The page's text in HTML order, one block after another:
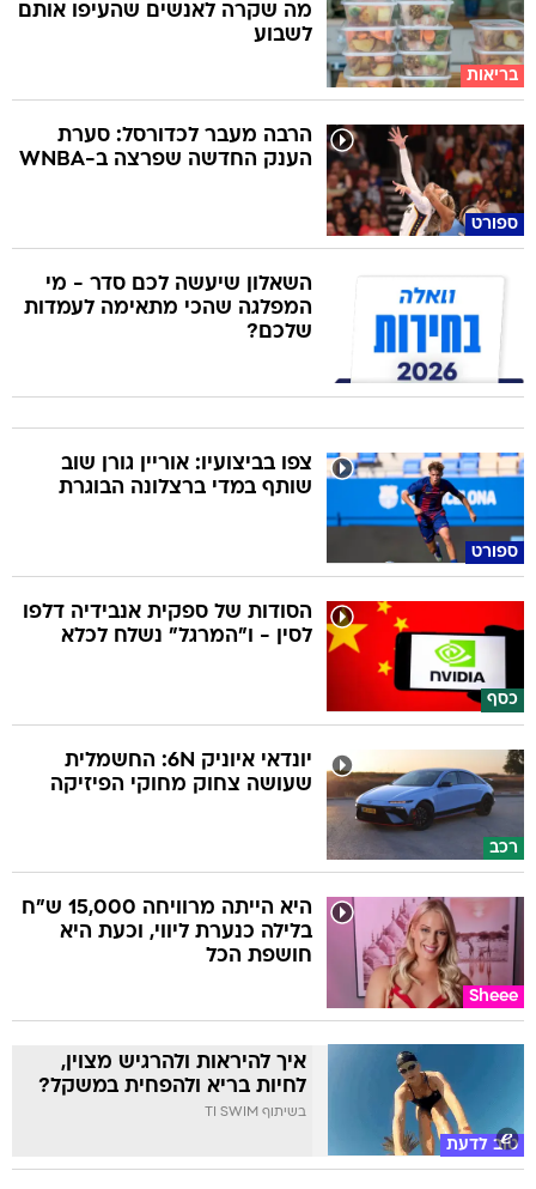
בריאות
מה שקרה לאנשים שהעיפו אותם
לשבוע
ספורט
הרבה מעבר לכדורסל: סערת
הענק החדשה שפרצה ב-WNBA
השאלון שיעשה לכם סדר - מי
המפלגה שהכי מתאימה לעמדות
שלכם?
ספורט
צפו בביצועיו: אוריין גורן שוב
שותף במדי ברצלונה הבוגרת
כסף
הסודות של ספקית אנבידיה דלפו
לסין - ו"המרגל" נשלח לכלא
רכב
יונדאי איוניק 6N: החשמלית
שעושה צחוק מחוקי הפיזיקה
Sheee
היא הייתה מרוויחה 15,000 ש"ח
בלילה כנערת ליווי, וכעת היא
חושפת הכל
טוב לדעת
איך להיראות ולהרגיש מצוין,
לחיות בריא ולהפחית במשקל?
בשיתוף TI SWIM